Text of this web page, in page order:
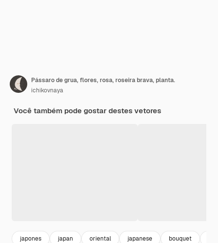
Pássaro de grua, flores, rosa, roseira brava, planta.
ichikovnaya
Você também pode gostar destes vetores
japones japan oriental japanese bouquet